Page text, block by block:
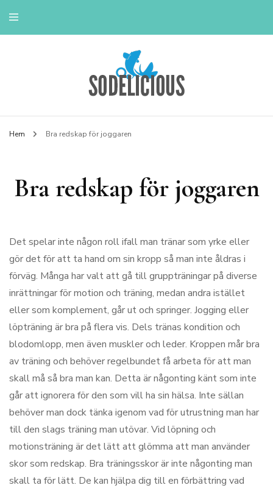
Livstil & Tips
Hem Bra redskap för joggaren
Bra redskap för joggaren
Det spelar inte någon roll ifall man tränar som yrke eller
gör det för att ta hand om sin kropp så man inte åldras i
förväg. Många har valt att gå till gruppträningar på diverse
inrättningar för motion och träning, medan andra istället
eller som komplement, går ut och springer. Jogging eller
löpträning är bra på flera vis. Dels tränas kondition och
blodomlopp, men även muskler och leder. Kroppen mår bra
av träning och behöver regelbundet få arbeta för att man
skall må så bra man kan. Detta är någonting känt som inte
går att ignorera för den som vill ha sin hälsa. Inte sällan
behöver man dock tänka igenom vad för utrustning man har
till den slags träning man utövar. Vid löpning och
motionsträning är det lätt att glömma att man använder
skor som redskap. Bra träningsskor är inte någonting man
skall ta för lätt. De kan hjälpa dig till en förbättring vad